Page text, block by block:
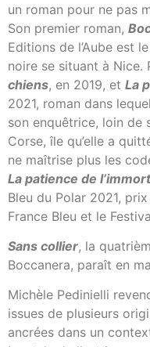
un roman pour ne pas
Son premier roman,
Editions de l’Aube est
noire se situant à Nice.
chiens, en 2019, et La
2021, roman dans
son enquêtrice, loin de
Corse, île qu’elle a
ne maîtrise plus les
La patience de
Bleu du Polar 2021,
France Bleu et le
Sans collier, la
Boccanera, paraît en
Michèle Pedinielli
issues de plusieurs
ancrées dans un